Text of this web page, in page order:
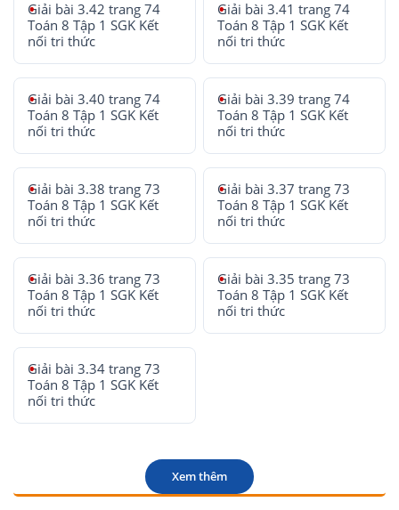
Giải bài 3.42 trang 74
Toán 8 Tập 1 SGK Kết
nối tri thức
Giải bài 3.41 trang 74
Toán 8 Tập 1 SGK Kết
nối tri thức
Giải bài 3.40 trang 74
Toán 8 Tập 1 SGK Kết
nối tri thức
Giải bài 3.39 trang 74
Toán 8 Tập 1 SGK Kết
nối tri thức
Giải bài 3.38 trang 73
Toán 8 Tập 1 SGK Kết
nối tri thức
Giải bài 3.37 trang 73
Toán 8 Tập 1 SGK Kết
nối tri thức
Giải bài 3.36 trang 73
Toán 8 Tập 1 SGK Kết
nối tri thức
Giải bài 3.35 trang 73
Toán 8 Tập 1 SGK Kết
nối tri thức
Giải bài 3.34 trang 73
Toán 8 Tập 1 SGK Kết
nối tri thức
Xem thêm